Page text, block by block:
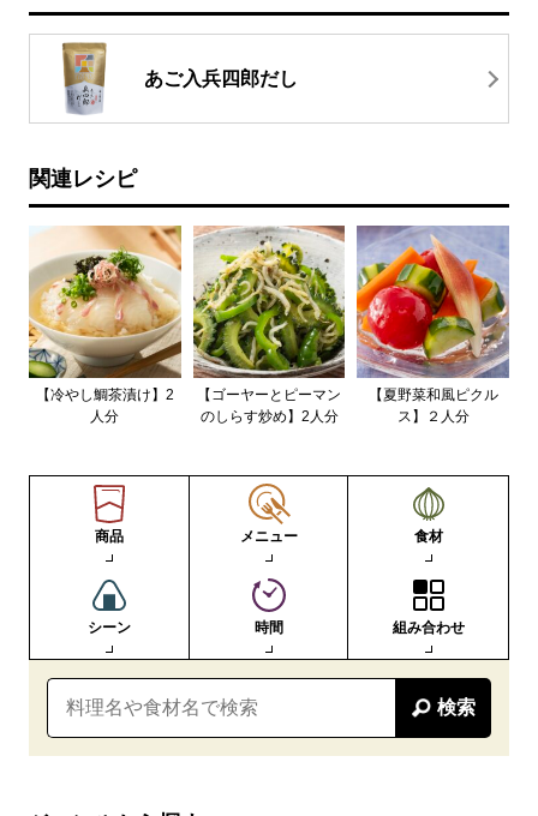
あご入兵四郎だし
関連レシピ
【冷やし鯛茶漬け】2
人分
【ゴーヤーとピーマン
のしらす炒め】2人分
【夏野菜和風ピクル
ス】２人分
商品 メニュー 食材
シーン 時間 組み合わせ
検索